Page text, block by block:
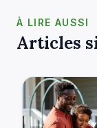
À LIRE AUSSI
Articles